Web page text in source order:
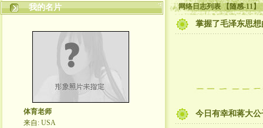
我的名片
体育老师
来自: USA
网络日志列表 【随感-11】
掌握了毛泽东思
今日有幸和蒋大